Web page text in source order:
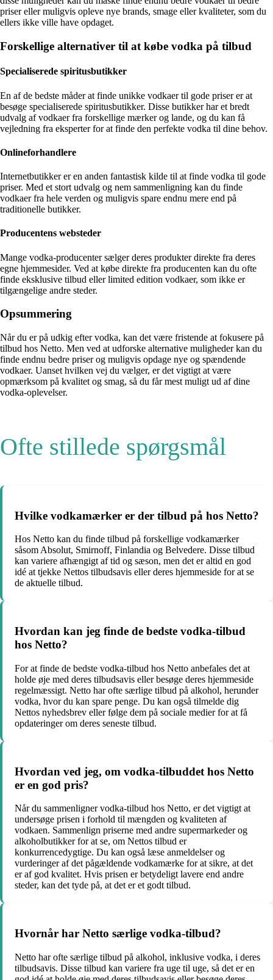
priser eller muligvis opleve nye brands, smage eller kvaliteter, som du
ellers ikke ville have opdaget.
Forskellige alternativer til at købe vodka på tilbud
Specialiserede spiritusbutikker
En af de bedste måder at finde unikke vodkaer til gode priser er at
besøge specialiserede spiritusbutikker. Disse butikker har et bredt
udvalg af vodkaer fra forskellige mærker og lande, og du kan få
vejledning fra eksperter for at finde den perfekte vodka til dine behov.
Onlineforhandlere
Internetbutikker er en anden fantastisk kilde til at finde vodka til gode
priser. Med et stort udvalg og nem sammenligning kan du finde
vodkaer fra hele verden og muligvis spare endnu mere end på
traditionelle butikker.
Producentens websteder
Mange vodka-producenter sælger deres produkter direkte fra deres
egne hjemmesider. Ved at købe direkte fra producenten kan du ofte
finde eksklusive tilbud eller limited edition vodkaer, som ikke er
tilgængelige andre steder.
Opsummering
Når du er på udkig efter vodka, kan det være fristende at fokusere på
tilbud hos Netto. Men ved at udforske alternative muligheder kan du
finde endnu bedre priser og muligvis opdage nye og spændende
vodkaer. Uanset hvilken vej du vælger, er det vigtigt at være
opmærksom på kvalitet og smag, så du får mest muligt ud af dine
vodka-oplevelser.
Ofte stillede spørgsmål
Hvilke vodkamærker er der tilbud på hos Netto?
Hos Netto kan du finde tilbud på forskellige vodkamærker
såsom Absolut, Smirnoff, Finlandia og Belvedere. Disse tilbud
kan variere afhængigt af tid og sæson, men det er altid en god
idé at tjekke Nettos tilbudsavis eller deres hjemmeside for at se
de aktuelle tilbud.
Hvordan kan jeg finde de bedste vodka-tilbud
hos Netto?
For at finde de bedste vodka-tilbud hos Netto anbefales det at
holde øje med deres tilbudsavis eller besøge deres hjemmeside
regelmæssigt. Netto har ofte særlige tilbud på alkohol, herunder
vodka, hvor du kan spare penge. Du kan også tilmelde dig
Nettos nyhedsbrev eller følge dem på sociale medier for at få
opdateringer om deres seneste tilbud.
Hvordan ved jeg, om vodka-tilbuddet hos Netto
er en god pris?
Når du sammenligner vodka-tilbud hos Netto, er det vigtigt at
undersøge prisen i forhold til mængden og kvaliteten af
vodkaen. Sammenlign priserne med andre supermarkeder og
alkoholbutikker for at se, om Nettos tilbud er
konkurrencedygtige. Du kan også læse anmeldelser og
vurderinger af det pågældende vodkamærke for at sikre, at det
er af god kvalitet. Hvis prisen er betydeligt lavere end andre
steder, kan det tyde på, at det er et godt tilbud.
Hvornår har Netto særlige vodka-tilbud?
Netto har ofte særlige tilbud på alkohol, inklusive vodka, i deres
tilbudsavis. Disse tilbud kan variere fra uge til uge, så det er en